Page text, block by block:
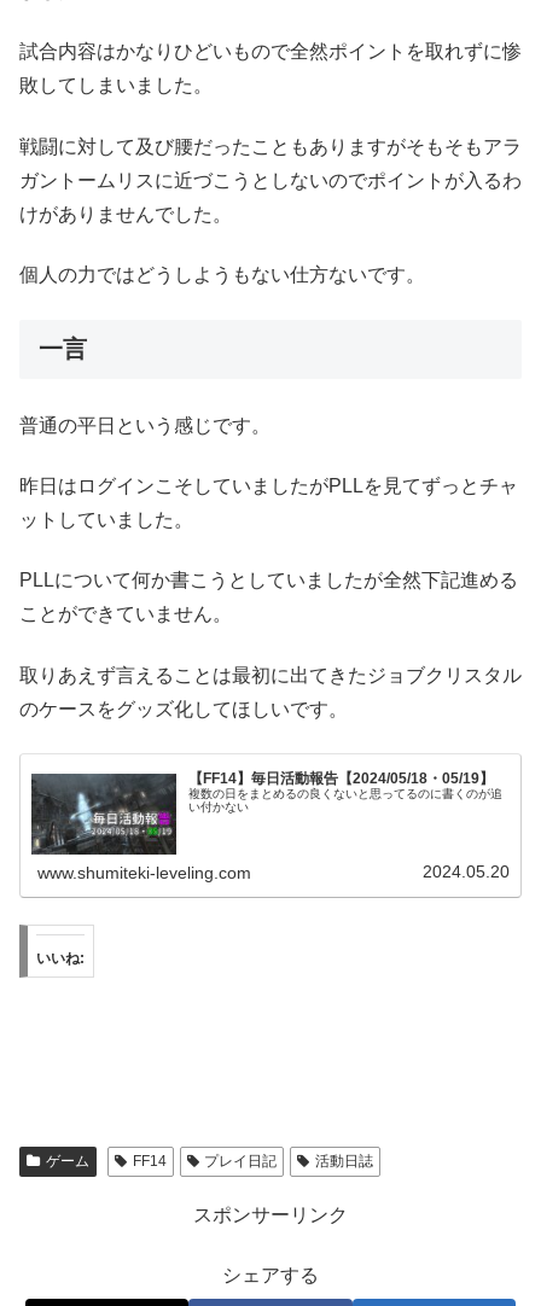
試合内容はかなりひどいもので全然ポイントを取れずに惨
敗してしまいました。
戦闘に対して及び腰だったこともありますがそもそもアラ
ガントームリスに近づこうとしないのでポイントが入るわ
けがありませんでした。
個人の力ではどうしようもない仕方ないです。
一言
普通の平日という感じです。
昨日はログインこそしていましたがPLLを見てずっとチャ
ットしていました。
PLLについて何か書こうとしていましたが全然下記進める
ことができていません。
取りあえず言えることは最初に出てきたジョブクリスタル
のケースをグッズ化してほしいです。
【FF14】毎日活動報告【2024/05/18・05/19】
複数の日をまとめるの良くないと思ってるのに書くのが追
い付かない
www.shumiteki-leveling.com 2024.05.20
いいね:
ゲーム FF14 プレイ日記 活動日誌
スポンサーリンク
シェアする